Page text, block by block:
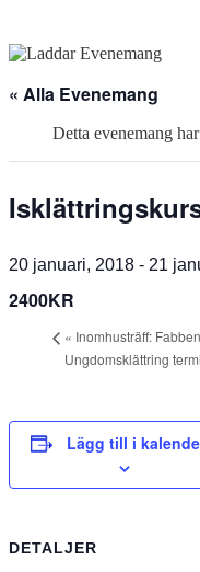
« Alla Evenemang
Detta evenemang
20 januari, 2018 - 21
2400KR
« Inomhusträff: Fabben
Ungdomsklättring
Lägg till i
DETALJER